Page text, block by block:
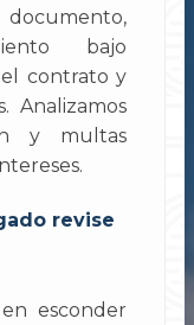
bajo
contrato y
Analizamos
y multas
revise
esconder